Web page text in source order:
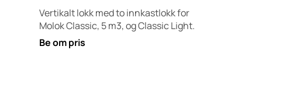
Vertikalt lokk med to innkastlokk for
Molok Classic, 5 m3, og Classic Light.
Be om pris